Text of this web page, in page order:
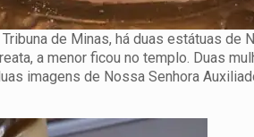
de Minas, há duas estátuas
a menor ficou no templo. Duas
imagens de Nossa Senhora